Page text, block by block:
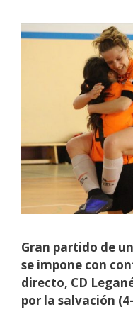
Gran partido de
se impone con
directo, CD
por la salvación